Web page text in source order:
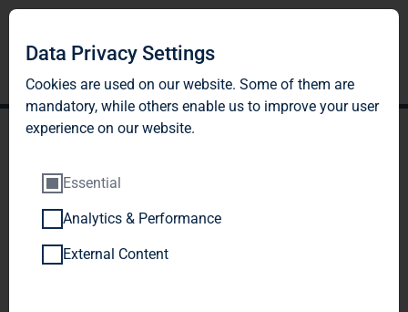
TAG Immobilien AG:
Data Privacy Settings
Cookies are used on our website. Some of them are
mandatory, while others enable us to improve your user
experience on our website.
Essential
Analytics & Performance
External Content